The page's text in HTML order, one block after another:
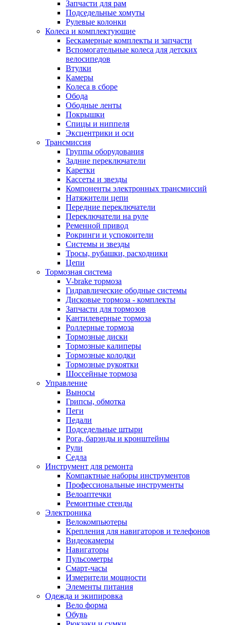
Запчасти для рам
Подседельные хомуты
Рулевые колонки
Колеса и комплектующие
Бескамерные комплекты и запчасти
Вспомогательные колеса для детских
велосипедов
Втулки
Камеры
Колеса в сборе
Обода
Ободные ленты
Покрышки
Спицы и ниппеля
Эксцентрики и оси
Трансмиссия
Группы оборудования
Задние переключатели
Каретки
Кассеты и звезды
Компоненты электронных трансмиссий
Натяжители цепи
Передние переключатели
Переключатели на руле
Ременной привод
Рокринги и успокоители
Системы и звезды
Тросы, рубашки, расходники
Цепи
Тормозная система
V-brake тормоза
Гидравлические ободные системы
Дисковые тормоза - комплекты
Запчасти для тормозов
Кантилеверные тормоза
Роллерные тормоза
Тормозные диски
Тормозные калиперы
Тормозные колодки
Тормозные рукоятки
Шоссейные тормоза
Управление
Выносы
Грипсы, обмотка
Пеги
Педали
Подседельные штыри
Рога, барэнды и кронштейны
Рули
Седла
Инструмент для ремонта
Компактные наборы инструментов
Профессиональные инструменты
Велоаптечки
Ремонтные стенды
Электроника
Велокомпьютеры
Крепления для навигаторов и телефонов
Видеокамеры
Навигаторы
Пульсометры
Смарт-часы
Измерители мощности
Элементы питания
Одежда и экипировка
Вело форма
Обувь